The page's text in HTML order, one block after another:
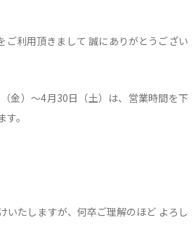
ご利用頂きまして 誠にありがとうござい
金）～4月30日（土）は、営業時間を下
。
いたしますが、何卒ご理解のほど よろし